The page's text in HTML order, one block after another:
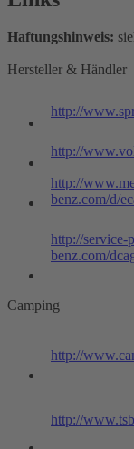
Haftungshinweis:
Hersteller & Händler
http://
http://
http://
benz.com/d/
http://service-
benz.com/
Camping
http://
http://